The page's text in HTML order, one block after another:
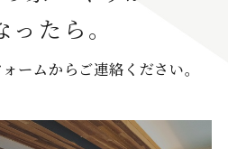
ったら。
ームからご連絡ください。